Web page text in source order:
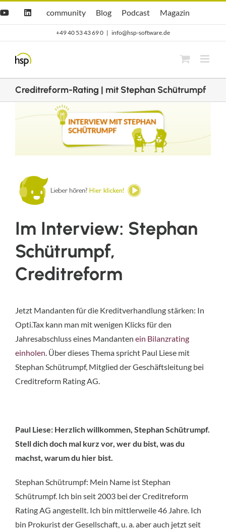
YouTubeLinkedIn
Hsp
community
community
hsp
Blog
Blog Opti.Cast
Podcast Opti.Mag
Magazin
+49 40 53 43 69 0 | info@hsp-software.de
Creditreform-Rating | mit Stephan Schütrumpf
grösseres
Im Interview: Stephan
Schütrumpf,
Creditreform
Jetzt Mandanten für die Kreditverhandlung stärken: In
Opti.​Tax kann man mit wenigen Klicks für den
Jahresabschluss eines Mandanten ein Bilanzrating
einholen. Über dieses Thema spricht Paul Liese mit
Stephan Schütrumpf, Mitglied der Geschäftsleitung bei
Creditreform Rating AG.
Paul Liese: Herzlich willkommen, Stephan Schütrumpf.
Stell dich doch mal kurz vor, wer du bist, was du
machst, warum du hier bist.
Stephan Schütrumpf: Mein Name ist Stephan
Schütrumpf. Ich bin seit 2003 bei der Creditreform
Rating AG angestellt. Ich bin mittlerweile 46 Jahre. Ich
bin Prokurist der Gesellschaft, u. a. aber auch jetzt seit